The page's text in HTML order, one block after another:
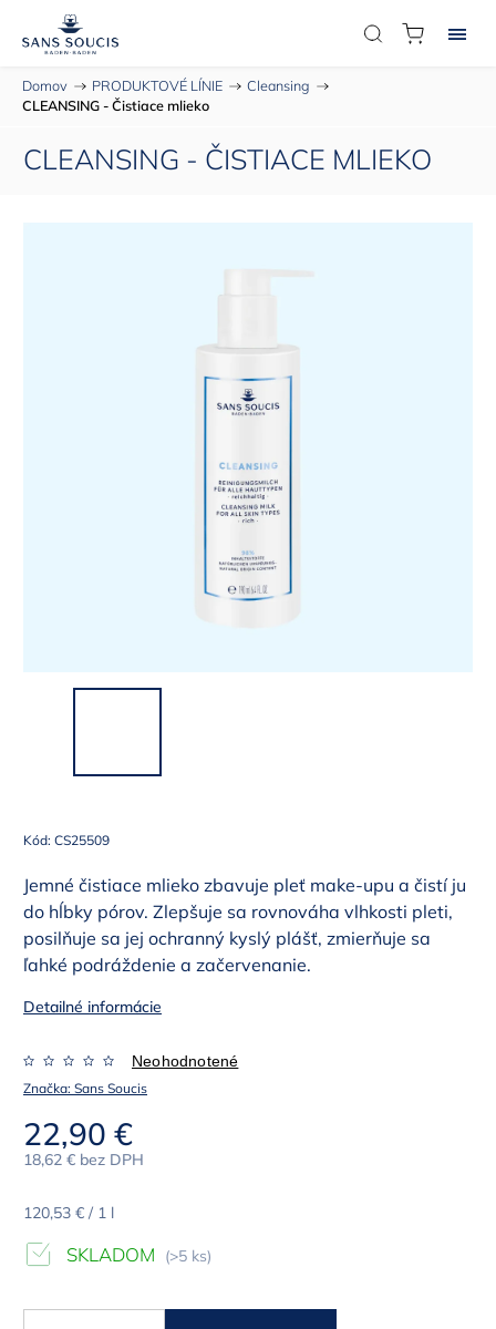
Domov / PRODUKTOVÉ LÍNIE / Cleansing /
CLEANSING - Čistiace mlieko
CLEANSING - ČISTIACE MLIEKO
Kód: CS25509
Jemné čistiace mlieko zbavuje pleť make-upu a čistí ju
do hĺbky pórov. Zlepšuje sa rovnováha vlhkosti pleti,
posilňuje sa jej ochranný kyslý plášť, zmierňuje sa
ľahké podráždenie a začervenanie.
Detailné informácie
Značka: Sans Soucis
Neohodnotené
22,90 €
18,62 € bez DPH
120,53 € / 1 l
SKLADOM (>5 ks)